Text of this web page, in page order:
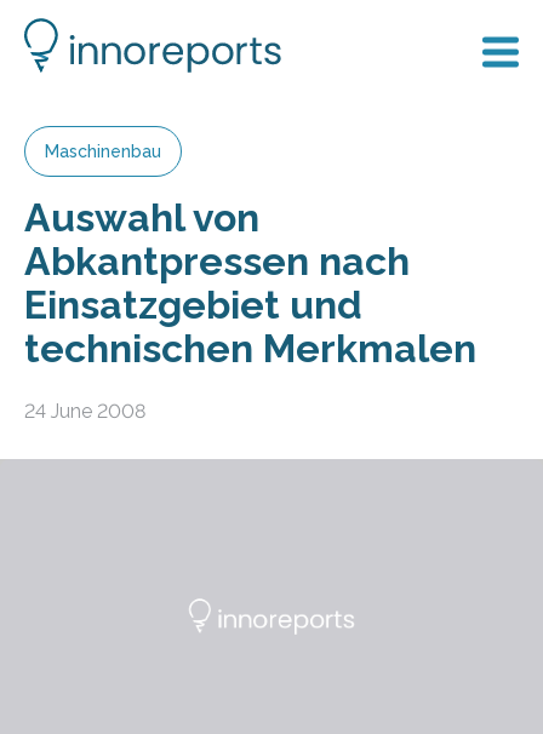
Maschinenbau
Auswahl von
Abkantpressen nach
Einsatzgebiet und
technischen Merkmalen
24 June 2008